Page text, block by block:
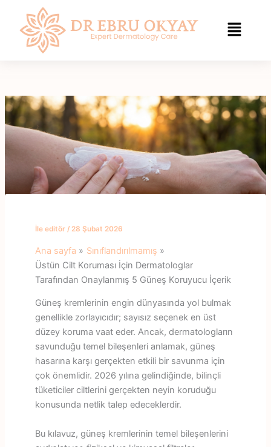
İle editör / 28 Şubat 2026
Ana sayfa
Sınıflandırılmamış
Üstün Cilt Koruması İçin Dermatologlar
Tarafından Onaylanmış 5 Güneş Koruyucu İçerik
Güneş kremlerinin engin dünyasında yol bulmak
genellikle zorlayıcıdır; sayısız seçenek en üst
düzey koruma vaat eder. Ancak, dermatologların
savunduğu temel bileşenleri anlamak, güneş
hasarına karşı gerçekten etkili bir savunma için
çok önemlidir. 2026 yılına gelindiğinde, bilinçli
tüketiciler ciltlerini gerçekten neyin koruduğu
konusunda netlik talep edeceklerdir.
Bu kılavuz, güneş kremlerinin temel bileşenlerini